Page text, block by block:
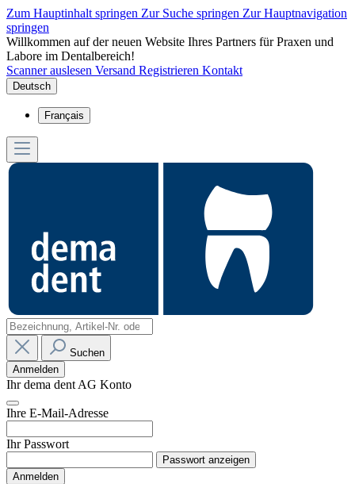
Zum Hauptinhalt springen Zur Suche springen Zur Hauptnavigation
springen
Willkommen auf der neuen Website Ihres Partners für Praxen und
Labore im Dentalbereich!
Scanner auslesen Versand Registrieren Kontakt
Deutsch
Français
Suchen
Anmelden
Ihr dema dent AG Konto
Ihre E-Mail-Adresse
Ihr Passwort
Passwort anzeigen
Anmelden